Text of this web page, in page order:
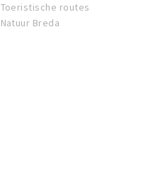
Toeristische routes
Natuur Breda